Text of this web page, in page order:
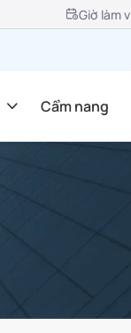
Giờ làm
Cẩm nang